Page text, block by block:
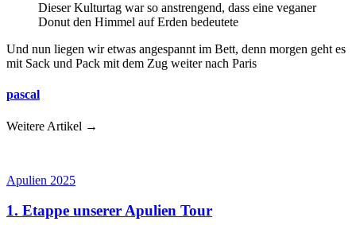
Dieser Kulturtag war so anstrengend, dass eine veganer
Donut den Himmel auf Erden bedeutete
Und nun liegen wir etwas angespannt im Bett, denn morgen geht es
mit Sack und Pack mit dem Zug weiter nach Paris
pascal
Weitere Artikel →
Apulien 2025
1. Etappe unserer Apulien Tour